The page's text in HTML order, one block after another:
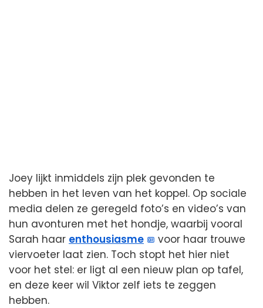
Joey lijkt inmiddels zijn plek gevonden te
hebben in het leven van het koppel. Op sociale
media delen ze geregeld foto’s en video’s van
hun avonturen met het hondje, waarbij vooral
Sarah haar enthousiasme
voor haar trouwe
viervoeter laat zien. Toch stopt het hier niet
voor het stel: er ligt al een nieuw plan op tafel,
en deze keer wil Viktor zelf iets te zeggen
hebben.